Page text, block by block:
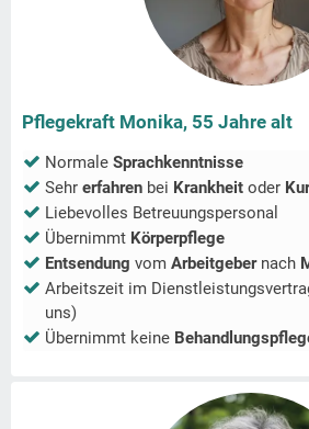
Pflegekraft Monika, 55 Jahre alt
Normale Sprachkenntnisse
Sehr erfahren bei Krankheit oder
Liebevolles Betreuungspersonal
Übernimmt Körperpflege
Entsendung vom Arbeitgeber nach
Arbeitszeit im
uns)
Übernimmt keine